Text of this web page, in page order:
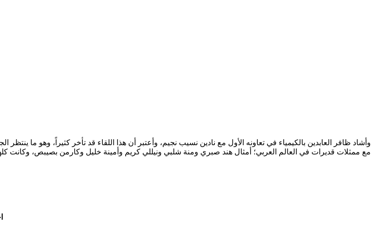
وأشاد ظافر العابدين بالكيمياء في تعاونه الأول مع نادين نسيب نجيم، وأعتبر أن هذا اللقاء قد تأخر كثيراً، وهو ما
مع ممثلات قديرات في العالم العربي؛ أمثال هند صبري ومنة شلبي ونيللي كريم وأمينة خليل وكارمن بصيبص، وكانت